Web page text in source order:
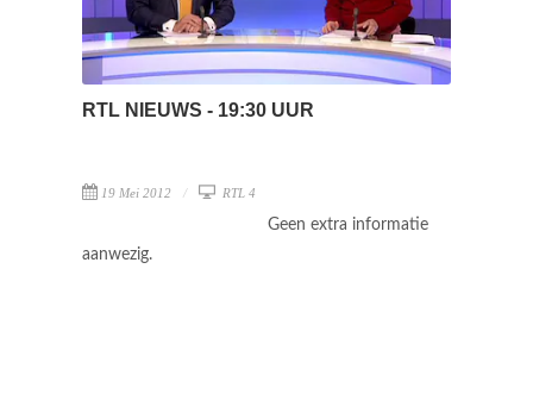
RTL NIEUWS - 19:30 UUR
19 Mei 2012 RTL 4
Geen extra informatie
aanwezig.